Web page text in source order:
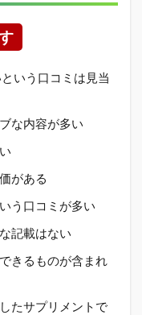
いう口コミは見当
な内容が多い
がある
う口コミが多い
記載はない
きるものが含まれ
たサプリメントで